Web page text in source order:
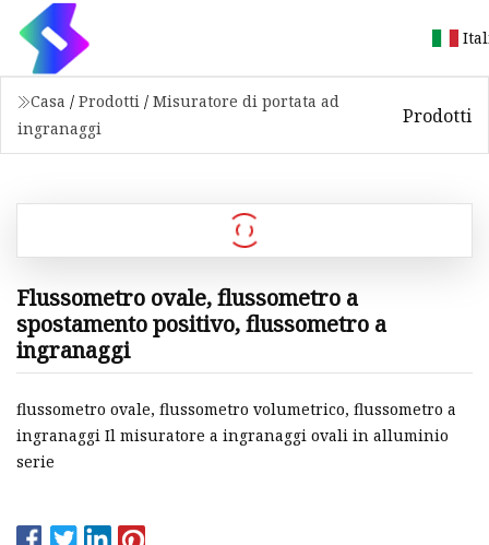
Casa / Prodotti / Misuratore di portata ad
ingranaggi
Prodotti
Flussometro ovale, flussometro a
spostamento positivo, flussometro a
ingranaggi
flussometro ovale, flussometro volumetrico, flussometro a
ingranaggi Il misuratore a ingranaggi ovali in alluminio
serie